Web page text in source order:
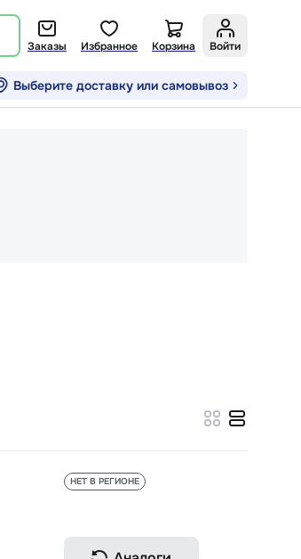
Заказы Избранное Корзина Войти
Выберите доставку или самовывоз
НЕТ В РЕГИОНЕ